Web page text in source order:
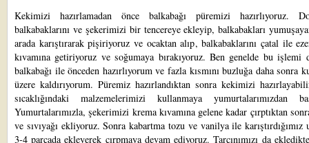
Kekimizi hazırlamadan önce balkabağı püremizi hazırlıyoruz.
balkabaklarını ve şekerimizi bir tencereye ekleyip, balkabakları
arada karıştırarak pişiriyoruz ve ocaktan alıp, balkabaklarını çatal ile
kıvamına getiriyoruz ve soğumaya bırakıyoruz. Ben genelde bu işlemi
balkabağı ile önceden hazırlıyorum ve fazla kısmını buzluğa daha sonra
üzere kaldırıyorum. Püremiz hazırlandıktan sonra kekimizi
sıcaklığındaki malzemelerimizi kullanmaya yumurtalarımızdan
Yumurtalarımızla, şekerimizi krema kıvamına gelene kadar çırptıktan
ve sıvıyağı ekliyoruz. Sonra kabartma tozu ve vanilya ile karıştırdığımız
3-4 parçada ekleyerek çırpmaya devam ediyoruz. Tarçınımızı da